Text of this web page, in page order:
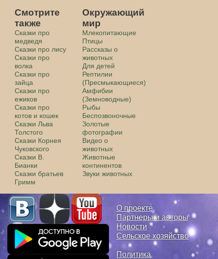
Смотрите
также
Сказки про
медведя
Сказки про лису
Сказки про
волка
Сказки про
зайца
Сказки про
ежиков
Сказки про
котов и кошек
Сказки Льва
Толстого
Сказки Корнея
Чуковского
Сказки В.
Бианки
Сказки братьев
Гримм
Окружающий
мир
Млекопитающие
Птицы
Рассказы о
животных
Для детей
Рептилии
(Пресмыкающиеся)
Амфибии
(Земноводные)
Рыбы
Беспозвоночные
Золотые
фотографии
Видео о
животных
Животные
континентов
Звуки животных
О проекте
Партнеры и авторы
Новости
Сельское хозяйство
Политика